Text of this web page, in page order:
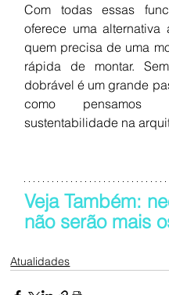
Com todas essas
oferece uma
quem precisa de uma
rápida de montar.
dobrável é um grande
como pensamos
sustentabilidade na
Veja Também:
não serão mais
Atualidades